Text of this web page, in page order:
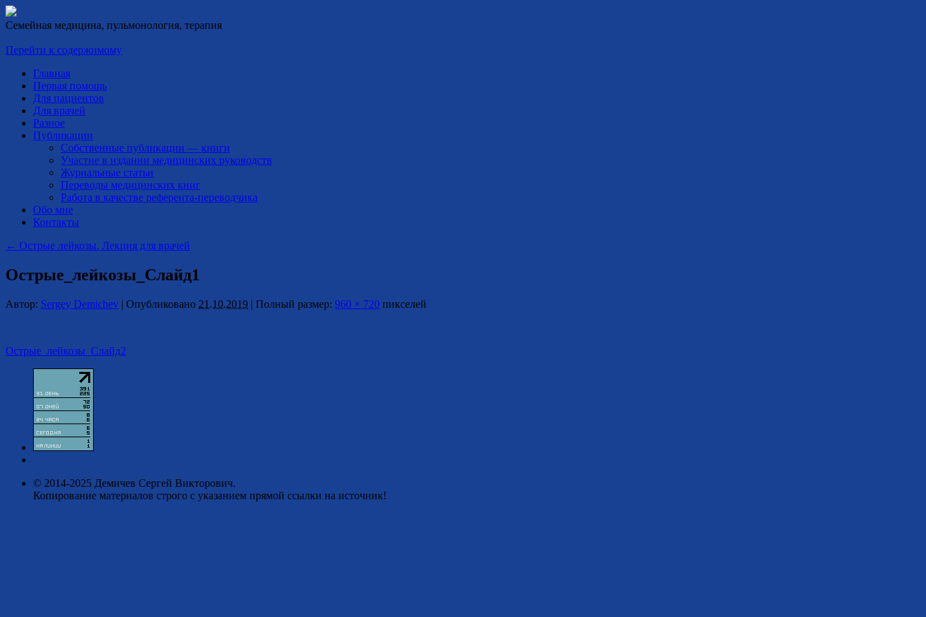
Семейная медицина, пульмонология, терапия
Перейти к содержимому
Главная
Первая помощь
Для пациентов
Для врачей
Разное
Публикации
Собственные публикации — книги
Участие в издании медицинских руководств
Журнальные статьи
Переводы медицинских книг
Работа в качестве референта-переводчика
Обо мне
Контакты
← Острые лейкозы. Лекция для врачей
Острые_лейкозы_Слайд1
Автор: Sergey Demichev | Опубликовано 21.10.2019 | Полный размер: 960 × 720 пикселей
Острые_лейкозы_Слайд2
© 2014-2025 Демичев Сергей Викторович.
Копирование материалов строго с указанием прямой ссылки на источник!